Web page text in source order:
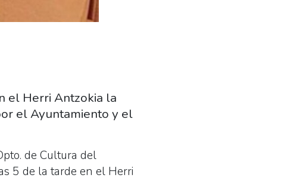
el Herri Antzokia la
el Ayuntamiento y el
de Cultura del
5 de la tarde en el Herri